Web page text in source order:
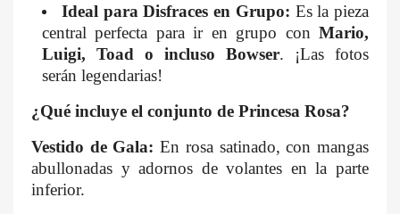
Ideal para Disfraces en Grupo: Es la pieza
central perfecta para ir en grupo con Mario,
Luigi, Toad o incluso Bowser. ¡Las fotos
serán legendarias!
¿Qué incluye el conjunto de Princesa Rosa?
Vestido de Gala: En rosa satinado, con mangas
abullonadas y adornos de volantes en la parte
inferior.